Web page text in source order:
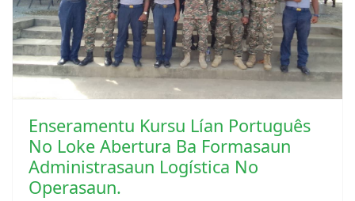
Enseramentu Kursu Lían Português
No Loke Abertura Ba Formasaun
Administrasaun Logística No
Operasaun.